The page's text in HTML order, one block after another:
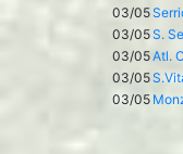
03/05
03/05S.
03/05Atl.
03/05
03/05